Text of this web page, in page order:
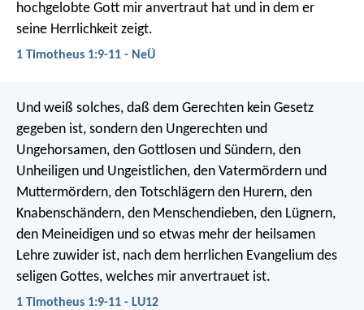
hochgelobte Gott mir anvertraut hat und in dem er
seine Herrlichkeit zeigt.
1 Timotheus 1:9-11 - NeÜ
Und weiß solches, daß dem Gerechten kein Gesetz
gegeben ist, sondern den Ungerechten und
Ungehorsamen, den Gottlosen und Sündern, den
Unheiligen und Ungeistlichen, den Vatermördern und
Muttermördern, den Totschlägern den Hurern, den
Knabenschändern, den Menschendieben, den Lügnern,
den Meineidigen und so etwas mehr der heilsamen
Lehre zuwider ist, nach dem herrlichen Evangelium des
seligen Gottes, welches mir anvertrauet ist.
1 Timotheus 1:9-11 - LU12